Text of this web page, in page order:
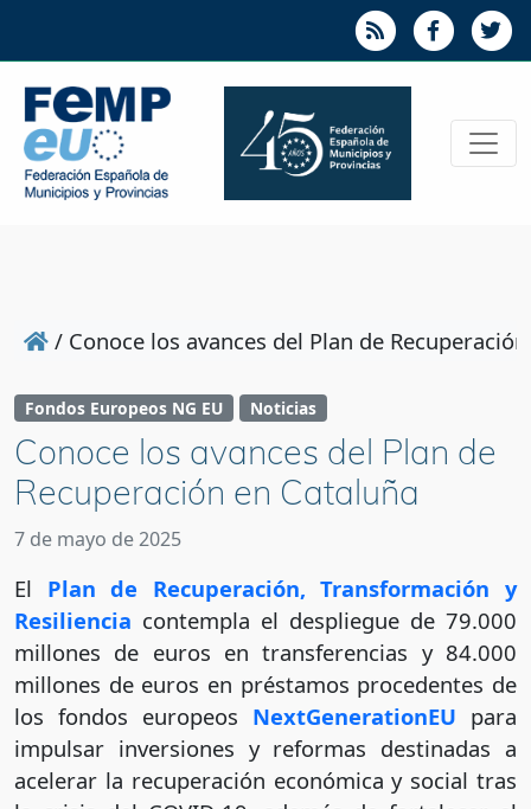
/ Conoce los avances del Plan de
Fondos Europeos NG EU Noticias
Conoce los avances del Plan de
Recuperación en Cataluña
7 de mayo de 2025
El Plan de Recuperación, Transformación y
Resiliencia contempla el despliegue de 79.000
millones de euros en transferencias y 84.000
millones de euros en préstamos procedentes de
los fondos europeos NextGenerationEU para
impulsar inversiones y reformas destinadas a
acelerar la recuperación económica y social tras